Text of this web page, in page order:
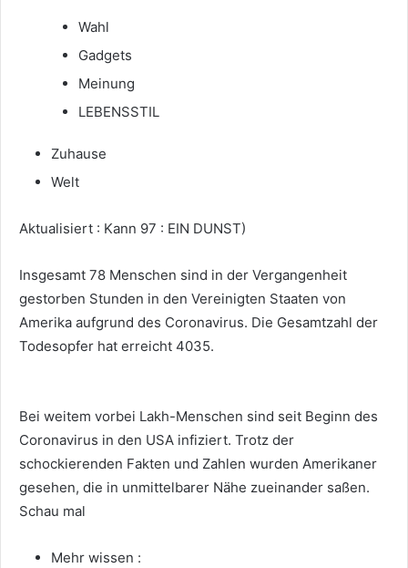
Wahl
Gadgets
Meinung
LEBENSSTIL
Zuhause
Welt
Aktualisiert : Kann 97 : EIN DUNST)
Insgesamt 78 Menschen sind in der Vergangenheit
gestorben Stunden in den Vereinigten Staaten von
Amerika aufgrund des Coronavirus. Die Gesamtzahl der
Todesopfer hat erreicht 4035.
Bei weitem vorbei Lakh-Menschen sind seit Beginn des
Coronavirus in den USA infiziert. Trotz der
schockierenden Fakten und Zahlen wurden Amerikaner
gesehen, die in unmittelbarer Nähe zueinander saßen.
Schau mal
Mehr wissen :